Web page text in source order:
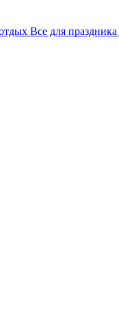
Все для праздника